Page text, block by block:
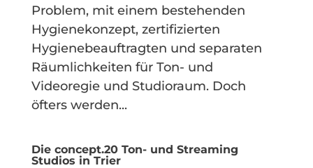
Problem, mit einem bestehenden
Hygienekonzept, zertifizierten
Hygienebeauftragten und separaten
Räumlichkeiten für Ton- und
Videoregie und Studioraum. Doch
öfters werden...
Die concept.20 Ton- und Streaming
Studios in Trier